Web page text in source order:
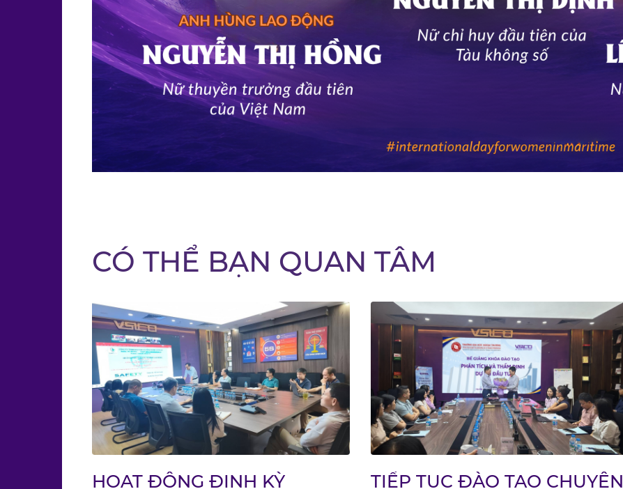
CÓ THỂ BẠN QUAN TÂM
HOẠT ĐỘNG ĐỊNH KỲ
TIẾP TỤC ĐÀO TẠO CHUYÊN